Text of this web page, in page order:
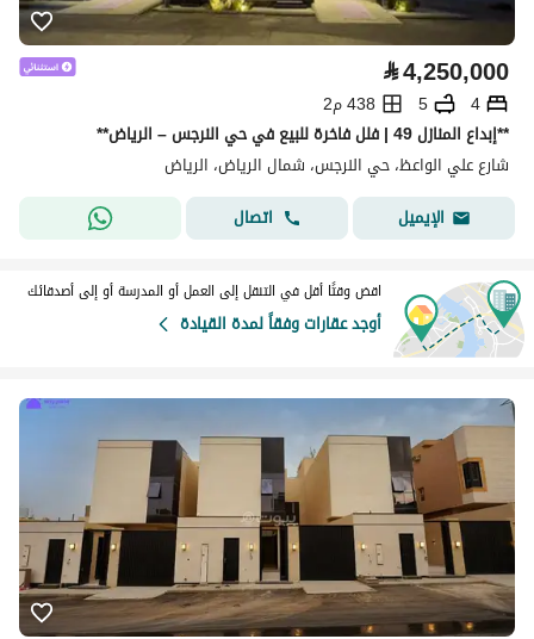
⃁4,250,000
4
5
438 م2
**إبداع المنازل 49 | فلل فاخرة للبيع في حي النرجس – الرياض**
شارع علي الواعظ، حي النرجس، شمال الرياض، الرياض
الإيميل
اتصال
اقض وقتًا أقل في التنقل إلى العمل أو المدرسة أو إلى أصدقائك
أوجد عقارات وفقاً لمدة القيادة